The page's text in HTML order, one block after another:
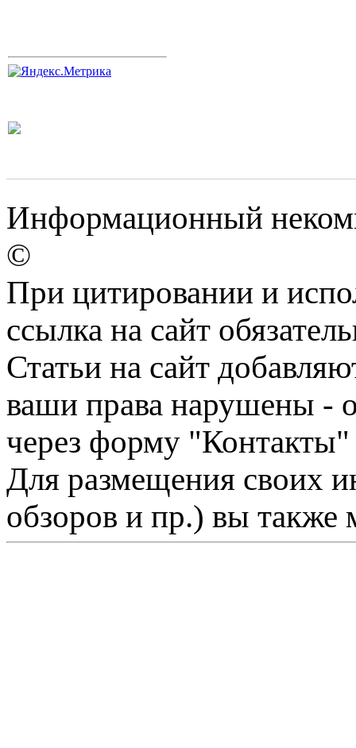
Информационный
©
При цитировании и
ссылка на сайт
Статьи на сайт
ваши права нарушены -
через форму "Контакты"
Для размещения своих
обзоров и пр.) вы также